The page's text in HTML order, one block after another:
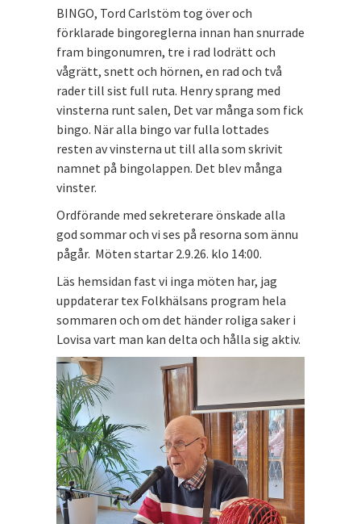
BINGO, Tord Carlstöm tog över och
förklarade bingoreglerna innan han snurrade
fram bingonumren, tre i rad lodrätt och
vågrätt, snett och hörnen, en rad och två
rader till sist full ruta. Henry sprang med
vinsterna runt salen, Det var många som fick
bingo. När alla bingo var fulla lottades
resten av vinsterna ut till alla som skrivit
namnet på bingolappen. Det blev många
vinster.
Ordförande med sekreterare önskade alla
god sommar och vi ses på resorna som ännu
pågår. Möten startar 2.9.26. klo 14:00.
Läs hemsidan fast vi inga möten har, jag
uppdaterar tex Folkhälsans program hela
sommaren och om det händer roliga saker i
Lovisa vart man kan delta och hålla sig aktiv.